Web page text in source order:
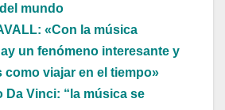
mundo
«Con la música
un fenómeno interesante y
como viajar en el tiempo»
Da Vinci: “la música se